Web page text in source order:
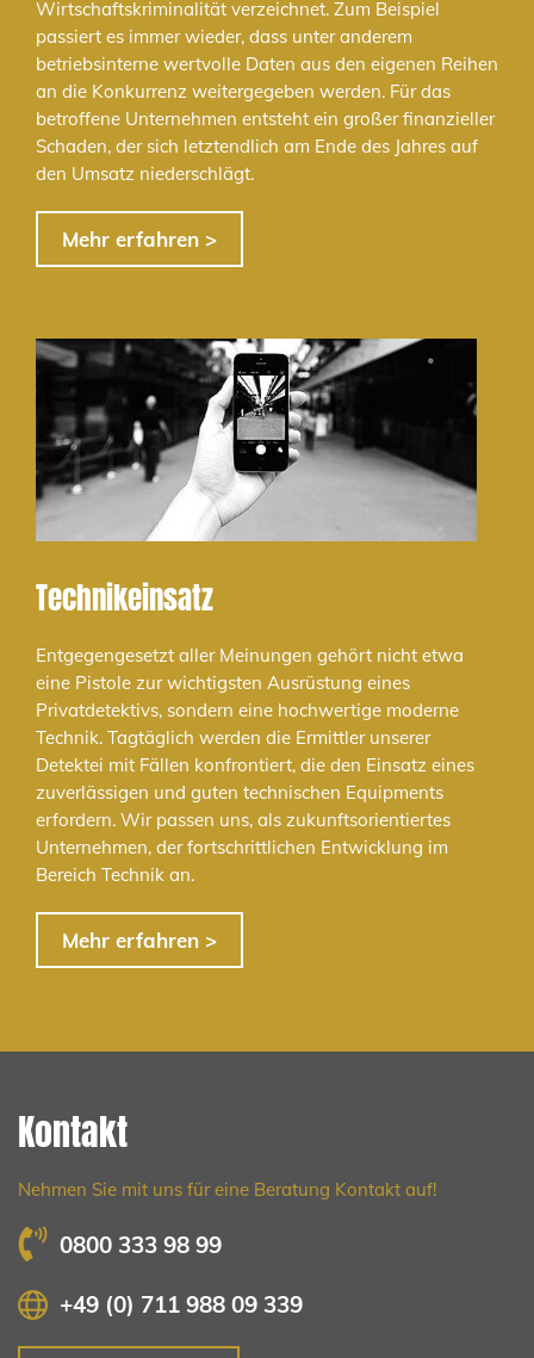
Wirtschaftskriminalität verzeichnet. Zum Beispiel
passiert es immer wieder, dass unter anderem
betriebsinterne wertvolle Daten aus den eigenen Reihen
an die Konkurrenz weitergegeben werden. Für das
betroffene Unternehmen entsteht ein großer finanzieller
Schaden, der sich letztendlich am Ende des Jahres auf
den Umsatz niederschlägt.
Mehr erfahren >
Technikeinsatz
Entgegengesetzt aller Meinungen gehört nicht etwa
eine Pistole zur wichtigsten Ausrüstung eines
Privatdetektivs, sondern eine hochwertige moderne
Technik. Tagtäglich werden die Ermittler unserer
Detektei mit Fällen konfrontiert, die den Einsatz eines
zuverlässigen und guten technischen Equipments
erfordern. Wir passen uns, als zukunftsorientiertes
Unternehmen, der fortschrittlichen Entwicklung im
Bereich Technik an.
Mehr erfahren >
Kontakt
Nehmen Sie mit uns für eine Beratung Kontakt auf!
0800 333 98 99
+49 (0) 711 988 09 339